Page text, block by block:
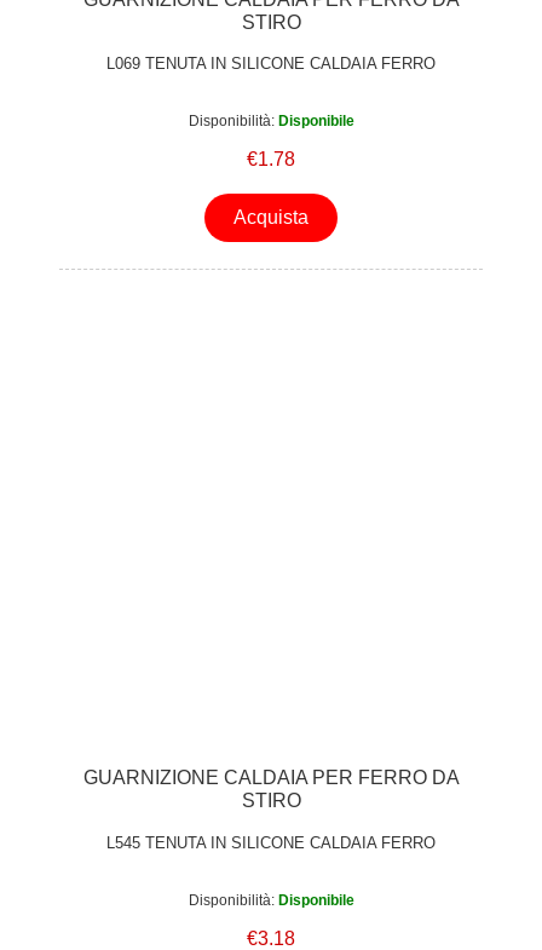
STIRO
L069 TENUTA IN SILICONE CALDAIA FERRO
Disponibilità: Disponibile
€1.78
Acquista
GUARNIZIONE CALDAIA PER FERRO DA
STIRO
L545 TENUTA IN SILICONE CALDAIA FERRO
Disponibilità: Disponibile
€3.18